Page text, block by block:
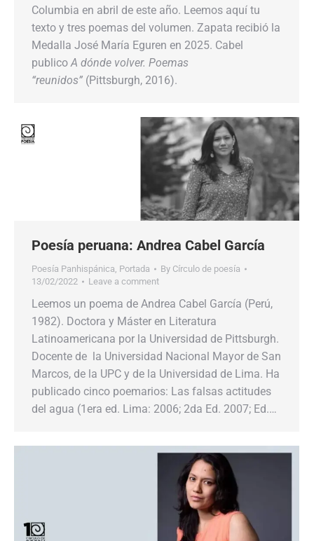
Columbia en abril de este año. Leemos aquí tu
texto y tres poemas del volumen. Zapata recibió la
Medalla José María Eguren en 2025. Cabel
publicoA dónde volver. Poemas
“reunidos” (Pittsburgh, 2016).
Poesía peruana: Andrea Cabel García
Poesía Panhispánica, Portada By Círculo de poesía
13/02/2022
Leave a comment
Leemos un poema de Andrea Cabel García (Perú,
1982). Doctora y Máster en Literatura
Latinoamericana por la Universidad de Pittsburgh.
Docente de la Universidad Nacional Mayor de San
Marcos, de la UPC y de la Universidad de Lima. Ha
publicado cinco poemarios: Las falsas actitudes
del agua (1era ed. Lima: 2006; 2da Ed. 2007; Ed.…